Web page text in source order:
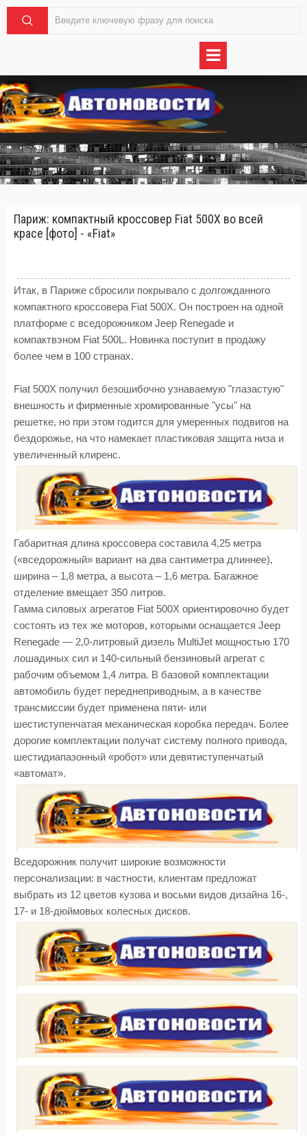
Париж: компактный кроссовер Fiat 500X во всей
красе [фото] - «Fiat»
Итак, в Париже сбросили покрывало с долгожданного
компактного кроссовера Fiat 500X. Он построен на одной
платформе с вседорожником Jeep Renegade и
компактвэном Fiat 500L. Новинка поступит в продажу
более чем в 100 странах.
Fiat 500X получил безошибочно узнаваемую "глазастую"
внешность и фирменные хромированные "усы" на
решетке, но при этом годится для умеренных подвигов на
бездорожье, на что намекает пластиковая защита низа и
увеличенный клиренс.
Габаритная длина кроссовера составила 4,25 метра
(«вседорожный» вариант на два сантиметра длиннее),
ширина – 1,8 метра, а высота – 1,6 метра. Багажное
отделение вмещает 350 литров.
Гамма силовых агрегатов Fiat 500X ориентировочно будет
состоять из тех же моторов, которыми оснащается Jeep
Renegade — 2,0-литровый дизель MultiJet мощностью 170
лошадиных сил и 140-сильный бензиновый агрегат с
рабочим объемом 1,4 литра. В базовой комплектации
автомобиль будет переднеприводным, а в качестве
трансмиссии будет применена пяти- или
шестиступенчатая механическая коробка передач. Более
дорогие комплектации получат систему полного привода,
шестидиапазонный «робот» или девятиступенчатый
«автомат».
Вседорожник получит широкие возможности
персонализации: в частности, клиентам предложат
выбрать из 12 цветов кузова и восьми видов дизайна 16-,
17- и 18-дюймовых колесных дисков.